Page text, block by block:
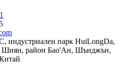
индустриален парк HuiLongDa,
Шиян, район Бао'Ан, Шънджън,